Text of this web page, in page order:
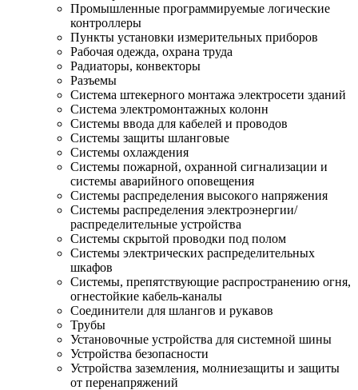
Промышленные программируемые логические
контроллеры
Пункты установки измерительных приборов
Рабочая одежда, охрана труда
Радиаторы, конвекторы
Разъемы
Система штекерного монтажа электросети зданий
Система электромонтажных колонн
Системы ввода для кабелей и проводов
Системы защиты шланговые
Системы охлаждения
Системы пожарной, охранной сигнализации и
системы аварийного оповещения
Системы распределения высокого напряжения
Системы распределения электроэнергии/
распределительные устройства
Системы скрытой проводки под полом
Системы электрических распределительных
шкафов
Системы, препятствующие распространению огня,
огнестойкие кабель-каналы
Соединители для шлангов и рукавов
Трубы
Установочные устройства для системной шины
Устройства безопасности
Устройства заземления, молниезащиты и защиты
от перенапряжений